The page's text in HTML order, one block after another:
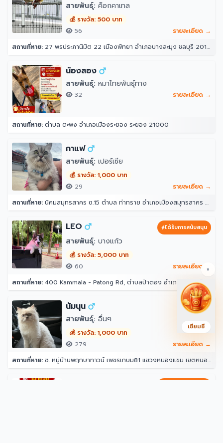
สายพันธุ์: ค็อกคาเทล
💰 รางวัล: 500 บาท
56
รายละเอียด →
สถานที่หาย: 27 พรประภานิมิต 22 เมืองพัทยา อำเภอบางละมุง ชลบุรี 20150
น้องสอง
สายพันธุ์: หมาไทยพันธุ์ทาง
32 รายละเอียด →
สถานที่หาย: ตำบล ตะพง อำเภอเมืองระยอง ระยอง 21000
กาแฟ
สายพันธุ์: เปอร์เซีย
💰 รางวัล: 1,000 บาท
29
รายละเอียด →
สถานที่หาย: นิคมสมุทรสาคร ซ.15 ตำบล ท่าทราย อำเภอเมืองสมุทรสาคร สมุทรสาคร 74000
LEO ได้รับการสนับสนุน
สายพันธุ์: บางแก้ว
💰 รางวัล: 5,000 บาท
60
รายละเอียด →
สถานที่หาย: 400 Kammala - Patong Rd, ตำบลป่าตอง อำเภอกะทู้ ภูเก็ต 83150 โรงแรมอินโดจีนรีสอร์ท - ตาลิมารีสอร์ท
นัมนุน
สายพันธุ์: อื่นๆ
💰 รางวัล: 1,000 บาท
279
รายละเอียด →
สถานที่หาย: ซ. หมู่บ้านพฤกษาทาวน์ เพชรเกษม81 แขวงหนองแขม เขตหนองแขม กรุงเทพมหานคร 10160
×
เซียมซี